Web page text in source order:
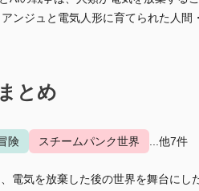
ンジュと電気人形に育てられた人
とめ
険 スチームパンク世界 ...他7件
電気を放棄した後の世界を舞台にし